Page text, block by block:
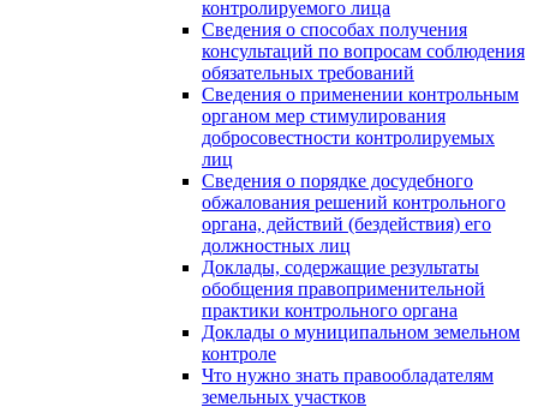
контролируемого лица
Сведения о способах получения
консультаций по вопросам соблюдения
обязательных требований
Сведения о применении контрольным
органом мер стимулирования
добросовестности контролируемых
лиц
Сведения о порядке досудебного
обжалования решений контрольного
органа, действий (бездействия) его
должностных лиц
Доклады, содержащие результаты
обобщения правоприменительной
практики контрольного органа
Доклады о муниципальном земельном
контроле
Что нужно знать правообладателям
земельных участков